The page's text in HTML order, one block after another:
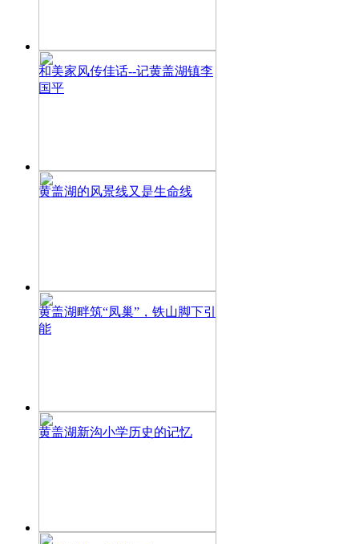
和美家风传佳话--记黄盖湖镇李
国平
黄盖湖的风景线又是生命线
黄盖湖畔筑“凤巢”，铁山脚下引
能
黄盖湖新沟小学历史的记忆